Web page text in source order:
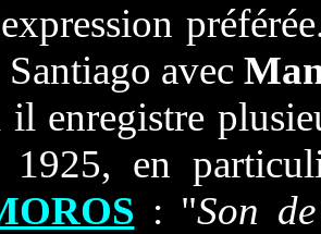
Santiago avec
il enregistre
1925, en
: "Son